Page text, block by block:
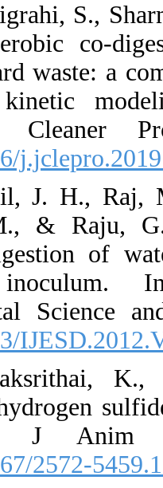
18. [18]
(2020).
pretreated
production,
Journal of
[DOI:10.1016/
19. [19] Patil,
Desai, S.
anaerobic
litter as
[DOI:10.7763/
20. [20]
Controlling
[